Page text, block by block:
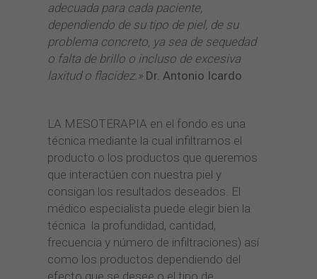
adecuada para cada paciente,
dependiendo de su tipo de piel, de su
problema concreto, ya sea de sequedad
o falta de brillo o incluso de excesiva
laxitud o flacidez.» Dr. Antonio Icardo
LA MESOTERAPIA en el fondo es una
técnica mediante la cual infiltramos el
producto o los productos que queremos
que interactúen con nuestra piel y
consigan los resultados deseados. El
médico especialista puede elegir bien la
técnica la profundidad, cantidad,
frecuencia y número de infiltraciones) así
como los productos dependiendo del